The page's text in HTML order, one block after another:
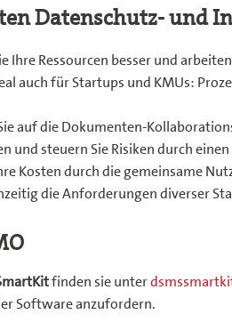
Datenschutz- und
Ihre Ressourcen besser und
auch für Startups und KMUs:
auf die Dokumenten-
und steuern Sie Risiken durch
Kosten durch die gemeinsame
die Anforderungen diverser
finden sie unter
Software anzufordern.